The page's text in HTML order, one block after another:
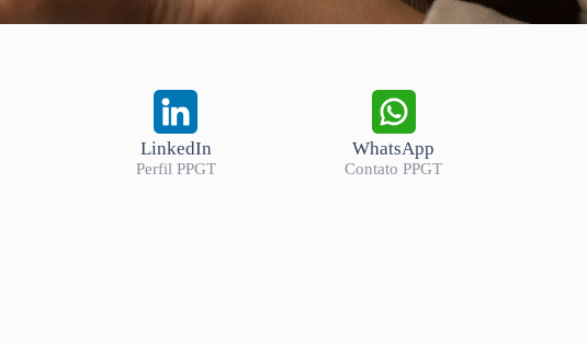
LinkedIn
Perfil PPGT
WhatsApp
Contato PPGT